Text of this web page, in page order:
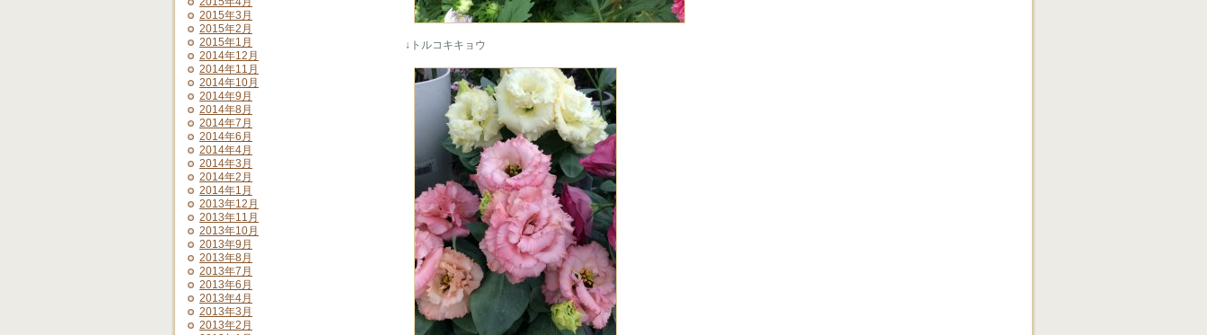
2015年3月
2015年2月
2015年1月
2014年12月
2014年11月
2014年10月
2014年9月
2014年8月
2014年7月
2014年6月
2014年4月
2014年3月
2014年2月
2014年1月
2013年12月
2013年11月
2013年10月
2013年9月
2013年8月
2013年7月
2013年6月
2013年4月
2013年3月
2013年2月
↓トルコキキョウ